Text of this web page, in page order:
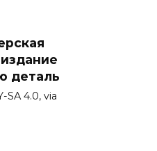
деталь
SA 4.0, via